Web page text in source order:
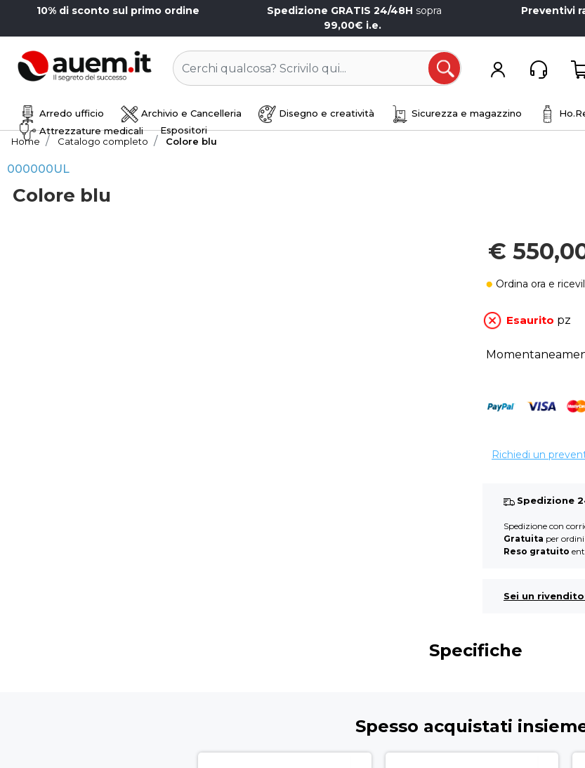
10% di sconto sul primo ordine Spedizione GRATIS 24/48H sopra
99,00€ i.e.
Preventivi
Arredo ufficio Archivio e Cancelleria Disegno e creatività Sicurezza e magazzino
Attrezzature medicali
Espositori
Home
Catalogo completo Colore blu
000000UL
Colore blu
€
Ordina ora e
Esaurito pz
Richiedi un
Spedizione
Spedizione con
Gratuita per
Reso gratuito
Sei un
Specifiche
Spesso acquistati